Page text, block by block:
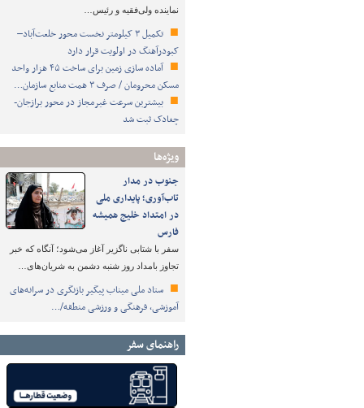
نماینده ولی‌فقیه و رئیس…
تکمیل ۳ کیلومتر نخست محور خلعت‌آباد–
کبودرآهنگ در اولویت قرار دارد
آماده سازی زمین برای ساخت ۴۵ هزار واحد
مسکن محرومان / صرف ۳ همت منابع سازمان…
بیشترین سرعت غیرمجاز در محور برازجان-
چغادک ثبت شد
ویژه‌ها
جنوب در مدار
تاب‌آوری؛ پایداری ملی
در امتداد خلیج همیشه
فارس
سفر با شتابی ناگزیر آغاز می‌شود؛ آنگاه که خبر
تجاوز بامداد روز شنبه دشمن به شریان‌های…
ستاد ملی میناب پیگیر بازنگری در سرانه‌های
آموزشی، فرهنگی و ورزشی منطقه/…
راهنمای سفر